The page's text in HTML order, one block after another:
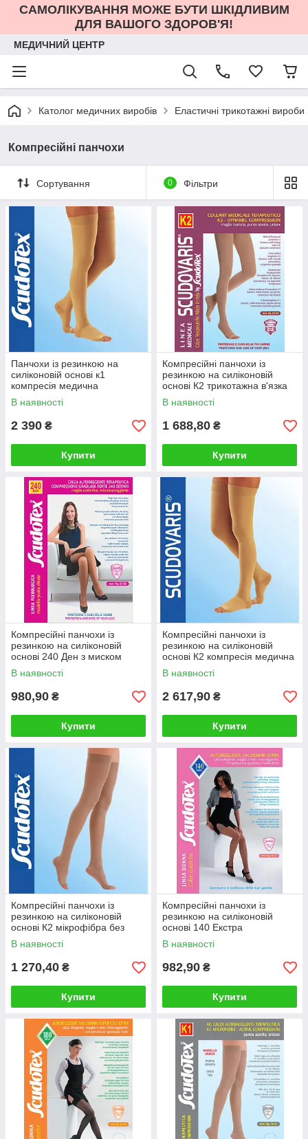
САМОЛІКУВАННЯ МОЖЕ БУТИ ШКІДЛИВИМ
ДЛЯ ВАШОГО ЗДОРОВ'Я!
МЕДИЧНИЙ ЦЕНТР
Католог медичних виробів Еластичні трикотажні
Компресійні панчохи
Сортування 0 Фільтри
Панчохи із резинкою на
силіконовій основі к1
компресія медична
В наявності
2 390 ₴
Купити
Компресійні панчохи із
резинкою на силіконовій
основі К2 трикотажна в'язка
без миска
В наявності
1 688,80 ₴
Купити
Компресійні панчохи із
резинкою на силіконовій
основі 240 Ден з миском
В наявності
980,90 ₴
Купити
Компресійні панчохи із
резинкою на силіконовій
основі К2 компресія медична
В наявності
2 617,90 ₴
Купити
Компресійні панчохи із
резинкою на силіконовій
основі К2 мікрофібра без
миска
В наявності
1 270,40 ₴
Купити
Компресійні панчохи із
резинкою на силіконовій
основі 140 Екстра
В наявності
982,90 ₴
Купити